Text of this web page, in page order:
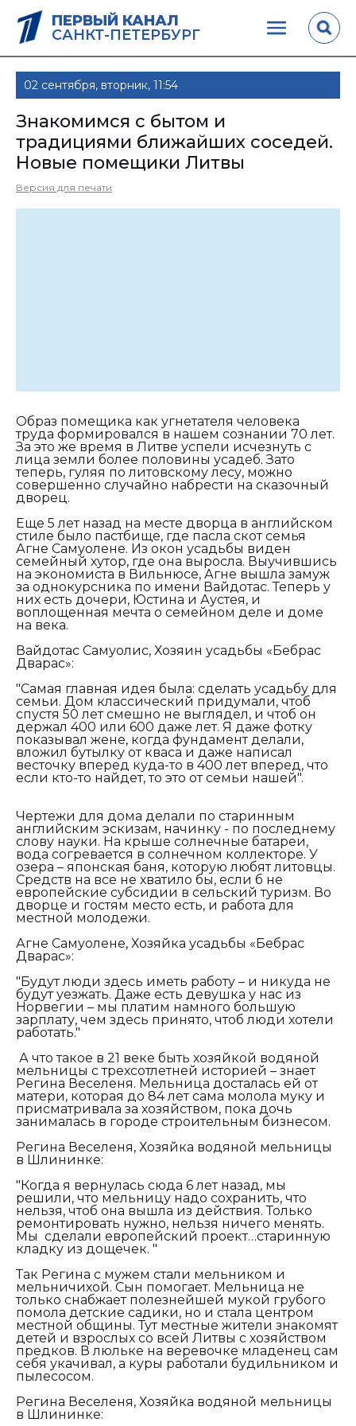
ПЕРВЫЙ КАНАЛ
САНКТ-ПЕТЕРБУРГ
02 сентября, вторник, 11:54
Знакомимся с бытом и
традициями ближайших соседей.
Новые помещики Литвы
Версия для печати
Образ помещика как угнетателя человека
труда формировался в нашем сознании 70 лет.
За это же время в Литве успели исчезнуть с
лица земли более половины усадеб. Зато
теперь, гуляя по литовскому лесу, можно
совершенно случайно набрести на сказочный
дворец.
Еще 5 лет назад на месте дворца в английском
стиле было пастбище, где пасла скот семья
Агне Самуолене. Из окон усадьбы виден
семейный хутор, где она выросла. Выучившись
на экономиста в Вильнюсе, Агне вышла замуж
за однокурсника по имени Вайдотас. Теперь у
них есть дочери, Юстина и Аустея, и
воплощенная мечта о семейном деле и доме
на века.
Вайдотас Самуолис, Хозяин усадьбы «Бебрас
Дварас»:
"Самая главная идея была: сделать усадьбу для
семьи. Дом классический придумали, чтоб
спустя 50 лет смешно не выглядел, и чтоб он
держал 400 или 600 даже лет. Я даже фотку
показывал жене, когда фундамент делали,
вложил бутылку от кваса и даже написал
весточку вперед куда-то в 400 лет вперед, что
если кто-то найдет, то это от семьи нашей".
Чертежи для дома делали по старинным
английским эскизам, начинку - по последнему
слову науки. На крыше солнечные батареи,
вода согревается в солнечном коллекторе. У
озера – японская баня, которую любят литовцы.
Средств на все не хватило бы, если б не
европейские субсидии в сельский туризм. Во
дворце и гостям место есть, и работа для
местной молодежи.
Агне Самуолене, Хозяйка усадьбы «Бебрас
Дварас»:
"Будут люди здесь иметь работу – и никуда не
будут уезжать. Даже есть девушка у нас из
Норвегии – мы платим намного большую
зарплату, чем здесь принято, чтоб люди хотели
работать."
А что такое в 21 веке быть хозяйкой водяной
мельницы с трехсотлетней историей – знает
Регина Веселеня. Мельница досталась ей от
матери, которая до 84 лет сама молола муку и
присматривала за хозяйством, пока дочь
занималась в городе строительным бизнесом.
Регина Веселеня, Хозяйка водяной мельницы
в Шлининке:
"Когда я вернулась сюда 6 лет назад, мы
решили, что мельницу надо сохранить, что
нельзя, чтоб она вышла из действия. Только
ремонтировать нужно, нельзя ничего менять.
Мы сделали европейский проект…старинную
кладку из дощечек. "
Так Регина с мужем стали мельником и
мельничихой. Сын помогает. Мельница не
только снабжает полезнейшей мукой грубого
помола детские садики, но и стала центром
местной общины. Тут местные жители знакомят
детей и взрослых со всей Литвы с хозяйством
предков. В люльке на веревочке младенец сам
себя укачивал, а куры работали будильником и
пылесосом.
Регина Веселеня, Хозяйка водяной мельницы
в Шлининке: